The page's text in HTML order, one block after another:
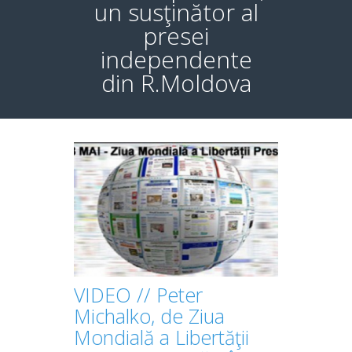
un susţinător al
presei
independente
din R.Moldova
VIDEO // Peter
Michalko, de Ziua
Mondială a Libertăţii